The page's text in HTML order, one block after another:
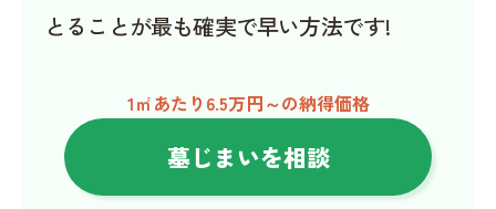
とることが最も確実で早い方法です!
1㎡あたり6.5万円～の納得価格
墓じまいを相談